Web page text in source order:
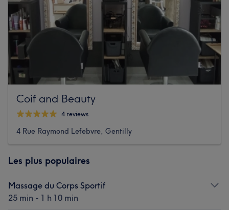
Coif and Beauty
4 reviews
4 Rue Raymond Lefebvre, Gentilly
Les plus populaires
Massage du Corps Sportif
25 min - 1 h 10 min